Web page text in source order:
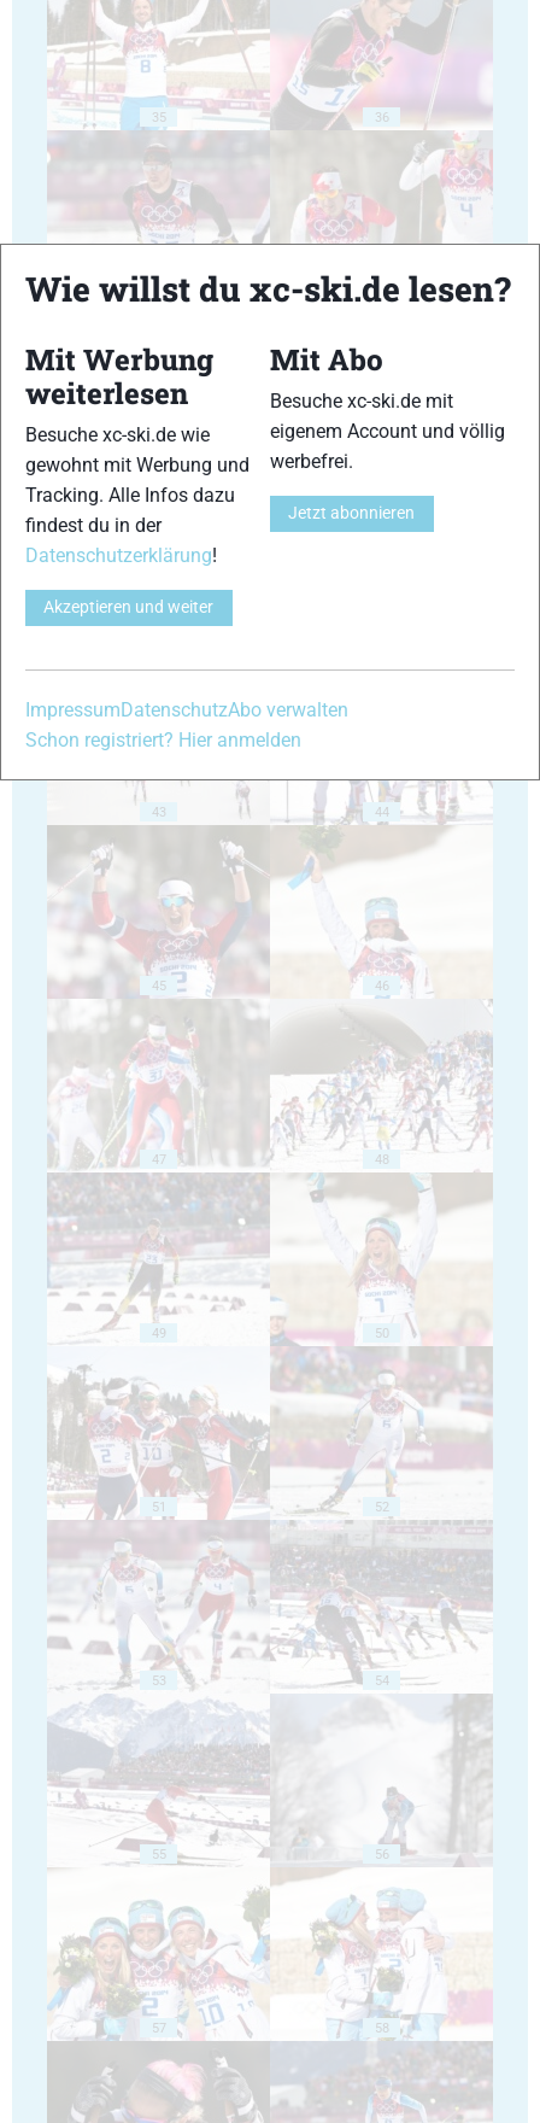
35 36
37 38
39
43 44
45 46
47 48
49 50
51 52
53 54
55 56
57 58
Wie willst du xc-ski.de lesen?
Mit Werbung
weiterlesen
Besuche xc-ski.de wie
gewohnt mit Werbung und
Tracking. Alle Infos dazu
findest du in der
Datenschutzerklärung!
Akzeptieren und weiter
Mit Abo
Besuche xc-ski.de mit
eigenem Account und völlig
werbefrei.
Jetzt abonnieren
Impressum DatenschutzAbo verwalten
Schon registriert? Hier anmelden